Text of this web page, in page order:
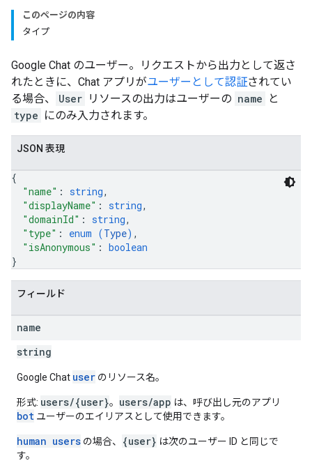
このページの内容
タイプ
Google Chat のユーザー。リクエストから出力として返さ
れたときに、Chat アプリがユーザーとして認証されてい
る場合、
User リソースの出力はユーザーの name
と
type にのみ入力されます。
JSON 表現
{
"name" : string,
"displayName" : string,
"domainId" : string,
"type" : enum (Type) ,
"isAnonymous" : boolean
}
フィールド
name
string
Google Chat user のリソース名。
形式: users/{user}。 users/app は、呼び出し元のアプリ
bot ユーザーのエイリアスとして使用できます。
human users の場合、 {user} は次のユーザー ID と同じで
す。